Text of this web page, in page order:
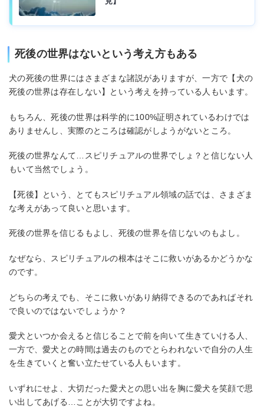
死後の世界はないという考え方もある
犬の死後の世界にはさまざまな諸説がありますが、一方で【犬の
死後の世界は存在しない】という考えを持っている人もいます。
もちろん、死後の世界は科学的に100%証明されているわけでは
ありませんし、実際のところは確認がしようがないところ。
死後の世界なんて…スピリチュアルの世界でしょ？と信じない人
もいて当然でしょう。
【死後】という、とてもスピリチュアル領域の話では、さまざま
な考えがあって良いと思います。
死後の世界を信じるもよし、死後の世界を信じないのもよし。
なぜなら、スピリチュアルの根本はそこに救いがあるかどうかな
のです。
どちらの考えでも、そこに救いがあり納得できるのであればそれ
で良いのではないでしょうか？
愛犬といつか会えると信じることで前を向いて生きていける人、
一方で、愛犬との時間は過去のものでとらわれないで自分の人生
を生きていくと奮い立たせている人もいます。
いずれにせよ、大切だった愛犬との思い出を胸に愛犬を笑顔で思
い出してあげる…ことが大切ですよね。